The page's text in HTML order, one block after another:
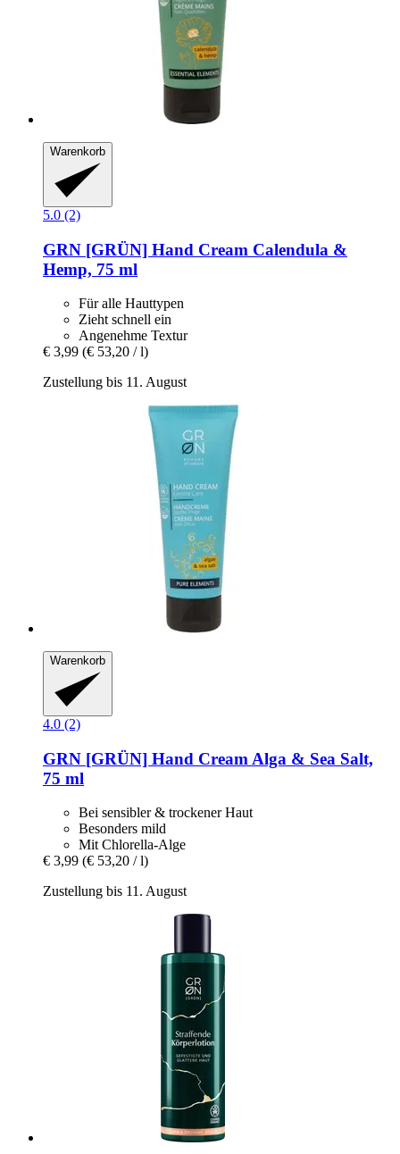
Warenkorb
5.0 (2)
GRN [GRÜN] Hand Cream Calendula &
Hemp, 75 ml
Für alle Hauttypen
Zieht schnell ein
Angenehme Textur
€ 3,99 (€ 53,20 / l)
Zustellung bis 11. August
Warenkorb
4.0 (2)
GRN [GRÜN] Hand Cream Alga & Sea Salt,
75 ml
Bei sensibler & trockener Haut
Besonders mild
Mit Chlorella-Alge
€ 3,99 (€ 53,20 / l)
Zustellung bis 11. August